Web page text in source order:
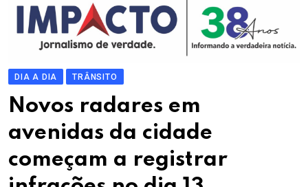
DIA A DIA TRÂNSITO
Novos radares em
avenidas da cidade
começam a registrar